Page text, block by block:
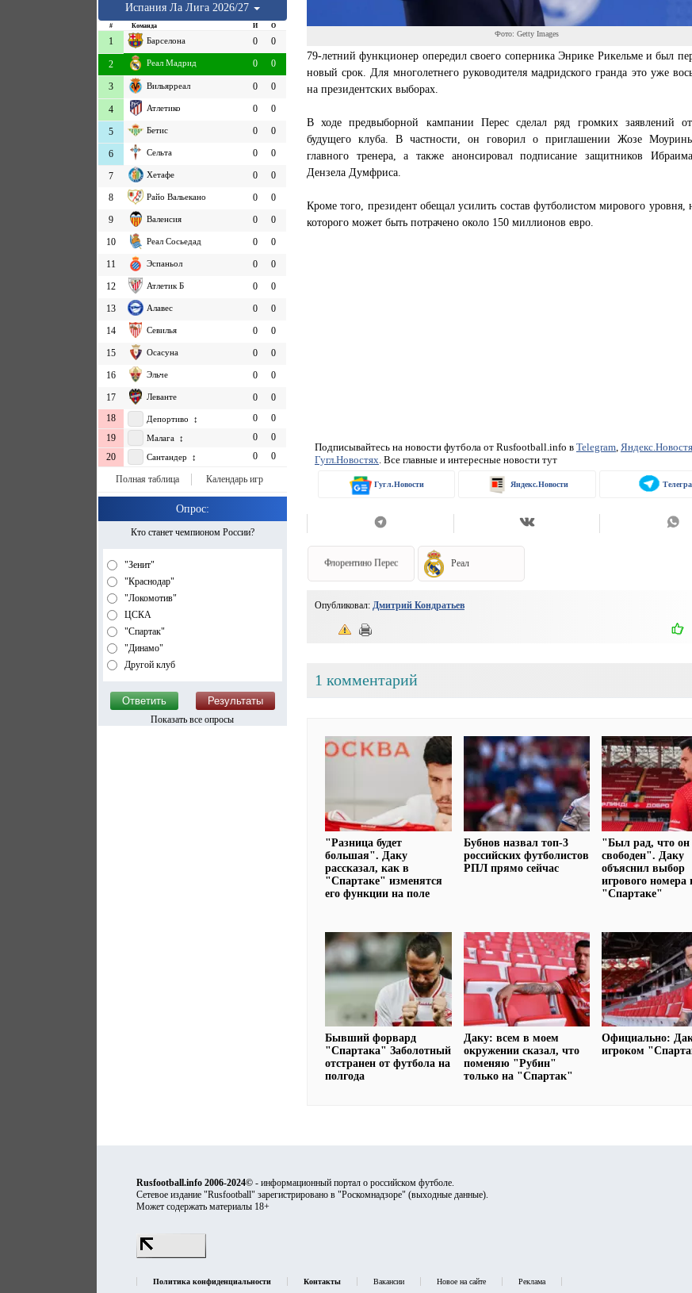
Испания Ла Лига 2026/27
# Команда И О
1 Барселона 0 0
2 Реал Мадрид 0 0
3 Вильярреал 0 0
4 Атлетико 0 0
5 Бетис 0 0
6 Сельта 0 0
7 Хетафе 0
0
8
Райо Вальекано 0
0
9
Валенсия 0
0
10
Реал Сосьедад 0
0
11
Эспаньол 0
0
12
Атлетик Б 0
0
13
Алавес 0
0
14
Севилья 0
0
15
Осасуна 0
0
16
Эльче 0
0
17
Леванте 0
0
18
Депортиво ↕ 0
0
19
Малага ↕ 0
0
20
Сантандер ↕ 0 0
Полная таблица Календарь игр
Опрос:
Кто станет чемпионом России?
"Зенит"
"Краснодар"
"Локомотив"
ЦСКА
"Спартак"
"Динамо"
Другой клуб
Показать все опросы
Фото: Getty Images
79-летний функционер опередил своего соперника Энрике Рикельме и был
новый срок. Для многолетнего руководителя мадридского гранда это уже
на президентских выборах.
В ходе предвыборной кампании Перес сделал ряд громких заявлений
будущего клуба. В частности, он говорил о приглашении Жозе
главного тренера, а также анонсировал подписание защитников
Дензела Думфриса.
Кроме того, президент обещал усилить состав футболистом мирового уровня,
которого может быть потрачено около 150 миллионов евро.
Подписывайтесь на новости футбола от Rusfootball.info в Telegram,
Гугл.Новостях . Все главные и интересные новости тут
Гугл.Новости Яндекс.Новости
Флорентино Перес Реал
Опубликовал: Дмитрий Кондратьев
1 комментарий
"Разница будет
большая". Даку
рассказал, как в
"Спартаке" изменятся
его функции на поле
Бубнов назвал топ-3
российских футболистов
РПЛ прямо сейчас
"Был рад, что он
свободен". Даку
объяснил выбор
игрового номера
"Спартаке"
Бывший форвард
"Спартака" Заболотный
отстранен от футбола на
полгода
Даку: всем в моем
окружении сказал, что
поменяю "Рубин"
только на "Спартак"
Официально:
игроком
Rusfootball.info 2006-2024© - информационный портал о российском футболе.
Сетевое издание "Rusfootball" зарегистрировано в "Роскомнадзоре" (выходные данные).
Может содержать материалы 18+
Политика конфиденциальности Контакты Вакансии Новое на сайте Реклама